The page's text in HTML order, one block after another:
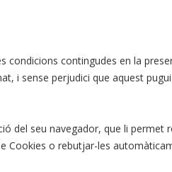
condicions contingudes en la
i sense perjudici que aquest
del seu navegador, que li permet
Cookies o rebutjar-les